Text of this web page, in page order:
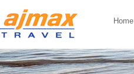
Home